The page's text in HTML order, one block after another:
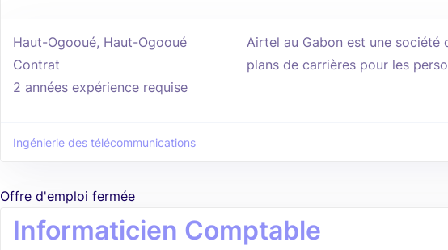
Haut-Ogooué, Haut-Ogooué
Contrat
2 années expérience requise
Airtel au Gabon est une société
plans de carrières pour les
Ingénierie des télécommunications
Offre d'emploi fermée
Informaticien Comptable